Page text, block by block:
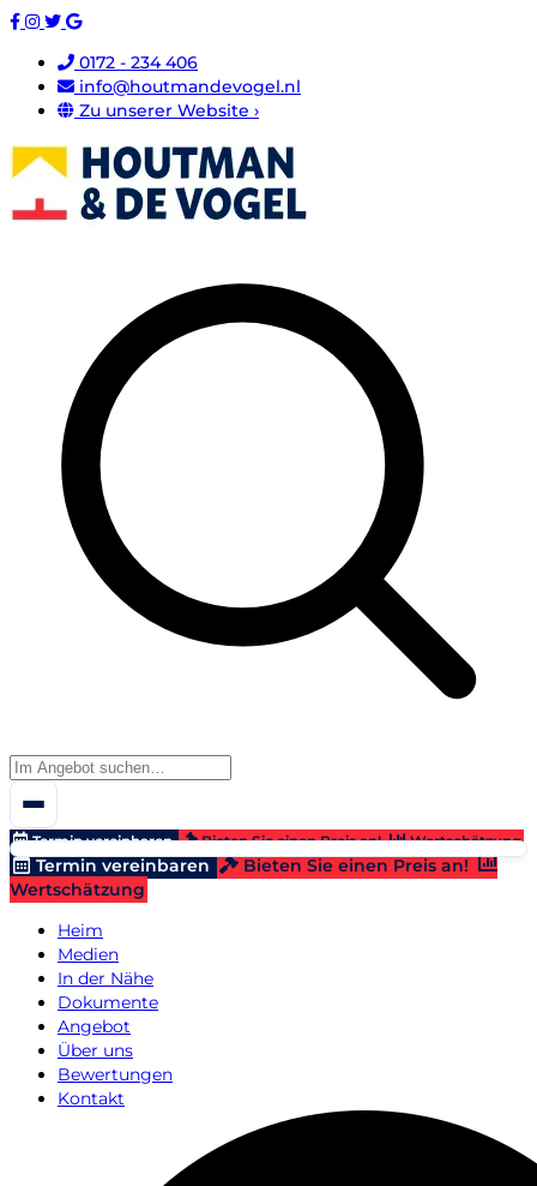
0172 - 234 406
info@houtmandevogel.nl
Zu unserer Website ›
Termin vereinbaren Bieten Sie einen Preis an! Wertschätzung
Termin vereinbaren
Bieten Sie einen Preis an!
Wertschätzung
Heim
Medien
In der Nähe
Dokumente
Angebot
Über uns
Bewertungen
Kontakt